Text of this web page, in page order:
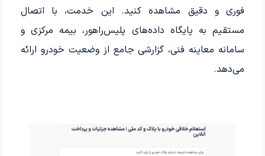
فوری و دقیق مشاهده کنید. این خدمت، با اتصال
مستقیم به پایگاه داده‌های پلیس‌راهور، بیمه مرکزی و
سامانه معاینه فنی، گزارشی جامع از وضعیت خودرو ارائه
می‌دهد.